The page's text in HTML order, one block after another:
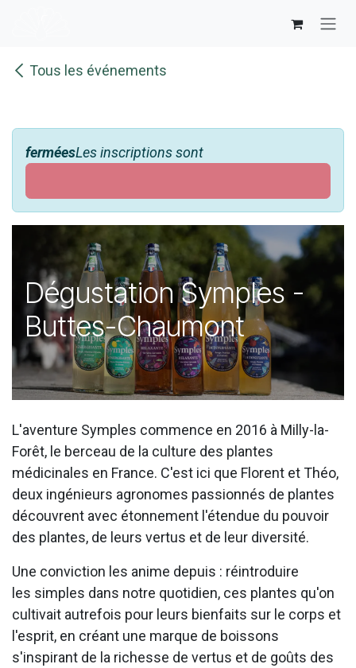
Tous les événements
ferméesLes inscriptions sont
Dégustation Symples -
Buttes-Chaumont
L'aventure Symples commence en 2016 à Milly-la-
Forêt, le berceau de la culture des plantes
médicinales en France. C'est ici que Florent et Théo,
deux ingénieurs agronomes passionnés de plantes
découvrent avec étonnement l'étendue du pouvoir
des plantes, de leurs vertus et de leur diversité.
Une conviction les anime depuis : réintroduire
les simples dans notre quotidien, ces plantes qu'on
cultivait autrefois pour leurs bienfaits sur le corps et
l'esprit, en créant une marque de boissons
s'inspirant de la richesse de vertus et de goûts des